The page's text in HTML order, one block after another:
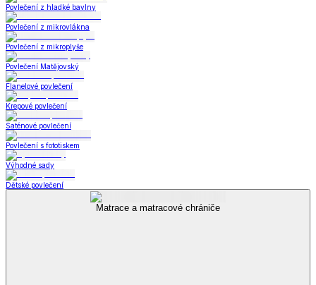
Povlečení z hladké bavlny
Povlečení z mikrovlákna
Povlečení z mikroplyše
Povlečení Matějovský
Flanelové povlečení
Krepové povlečení
Saténové povlečení
Povlečení s fototiskem
Výhodné sady
Dětské povlečení
Matrace a matracové chrániče